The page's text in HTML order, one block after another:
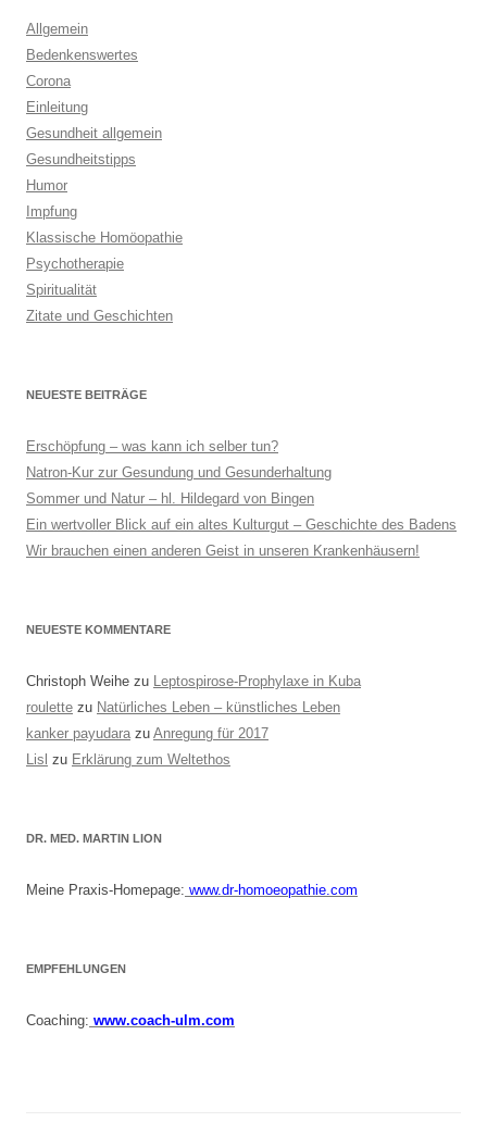
Allgemein
Bedenkenswertes
Corona
Einleitung
Gesundheit allgemein
Gesundheitstipps
Humor
Impfung
Klassische Homöopathie
Psychotherapie
Spiritualität
Zitate und Geschichten
NEUESTE BEITRÄGE
Erschöpfung – was kann ich selber tun?
Natron-Kur zur Gesundung und Gesunderhaltung
Sommer und Natur – hl. Hildegard von Bingen
Ein wertvoller Blick auf ein altes Kulturgut – Geschichte des Badens
Wir brauchen einen anderen Geist in unseren Krankenhäusern!
NEUESTE KOMMENTARE
Christoph Weihe zu Leptospirose-Prophylaxe in Kuba
roulette zu Natürliches Leben – künstliches Leben
kanker payudara zu Anregung für 2017
Lisl zu Erklärung zum Weltethos
DR. MED. MARTIN LION
Meine Praxis-Homepage: www.dr-homoeopathie.com
EMPFEHLUNGEN
Coaching: www.coach-ulm.com